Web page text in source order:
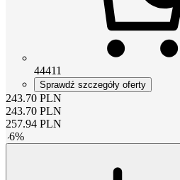
44411
Sprawdź szczegóły oferty
243.70 PLN
243.70 PLN
257.94 PLN
-6%